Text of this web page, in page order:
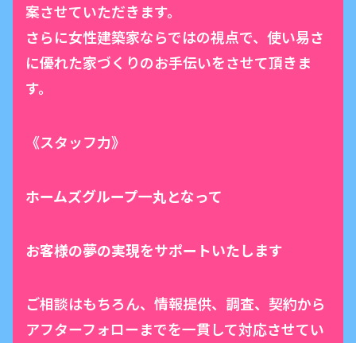
案させていただきます。
さらに女性建築家ならではの視点で、使い易さ
に優れた家づくりのお手伝いをさせて頂きま
す。
《スタッフ力》
ホームズグループ一丸となって
お客様の夢の実現をサポートいたします
ご相談はもちろん、情報提供、調査、契約から
アフターフォローまでを一貫して対応させてい